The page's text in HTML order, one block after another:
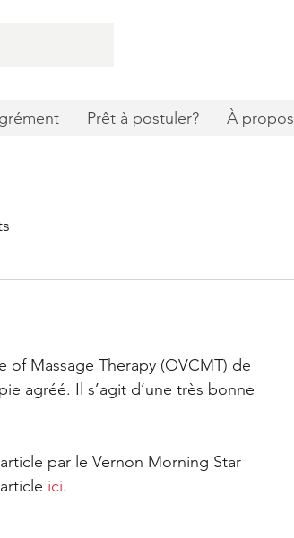
Prêt à postuler? À propos
of Massage Therapy (OVCMT) de
agréé. Il s’agit d’une très bonne
par le Vernon Morning Star
ici.